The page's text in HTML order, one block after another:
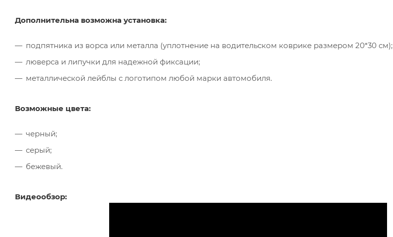
Дополнительна возможна установка:
подпятника из ворса или металла (уплотнение на водительском коврике размером 20*30 см);
люверса и липучки для надежной фиксации;
металлической лейблы с логотипом любой марки автомобиля.
Возможные цвета:
черный;
серый;
бежевый.
Видеообзор: